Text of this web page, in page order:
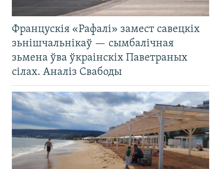
Францускія «Рафалі» замест савецкіх
зьнішчальнікаў — сымбалічная
зьмена ўва ўкраінскіх Паветраных
сілах. Аналіз Свабоды